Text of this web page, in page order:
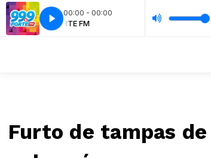
00:00 - 00:00
FORTE FM
Furto de tampas